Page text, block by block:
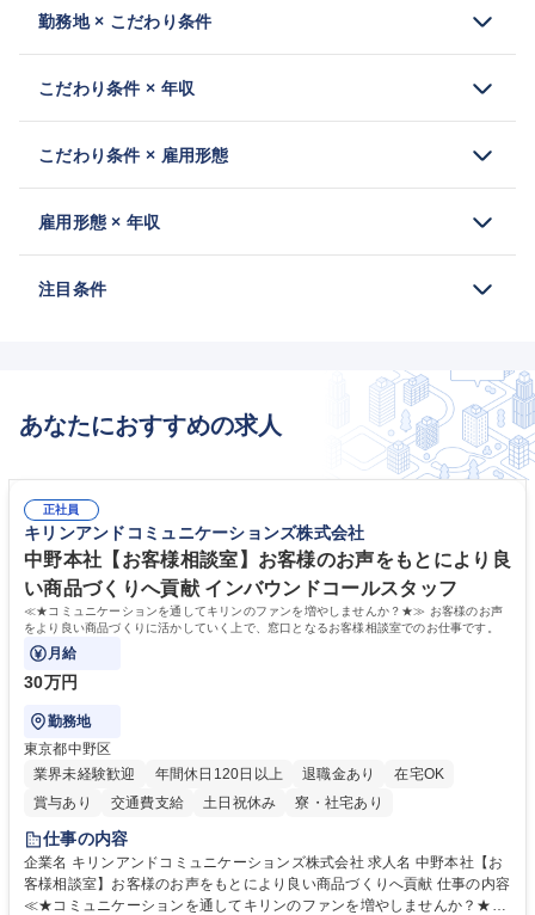
勤務地 × こだわり条件
こだわり条件 × 年収
こだわり条件 × 雇用形態
雇用形態 × 年収
注目条件
あなたにおすすめの求人
正社員
キリンアンドコミュニケーションズ株式会社
中野本社【お客様相談室】お客様のお声をもとにより良
い商品づくりへ貢献 インバウンドコールスタッフ
≪★コミュニケーションを通してキリンのファンを増やしませんか？★≫ お客様のお声
をより良い商品づくりに活かしていく上で、窓口となるお客様相談室でのお仕事です。
月給
30万円
勤務地
東京都中野区
業界未経験歓迎
年間休日120日以上 退職金あり
在宅OK
賞与あり
交通費支給 土日祝休み 寮・社宅あり
仕事の内容
企業名 キリンアンドコミュニケーションズ株式会社 求人名 中野本社【お
客様相談室】お客様のお声をもとにより良い商品づくりへ貢献 仕事の内容
≪★コミュニケーションを通してキリンのファンを増やしませんか？★≫